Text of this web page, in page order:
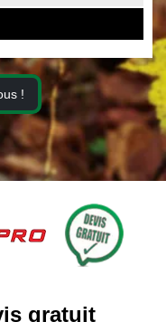
!
gratuit